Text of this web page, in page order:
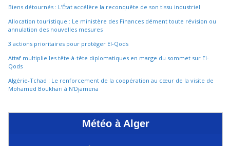
Biens détournés : L’État accélère la reconquête de son tissu industriel
Allocation touristique : Le ministère des Finances dément toute révision ou
annulation des nouvelles mesures
3 actions prioritaires pour protéger El-Qods
Attaf multiplie les tête-à-tête diplomatiques en marge du sommet sur El-
Qods
Algérie-Tchad : Le renforcement de la coopération au cœur de la visite de
Mohamed Boukhari à N’Djamena
Météo à Alger